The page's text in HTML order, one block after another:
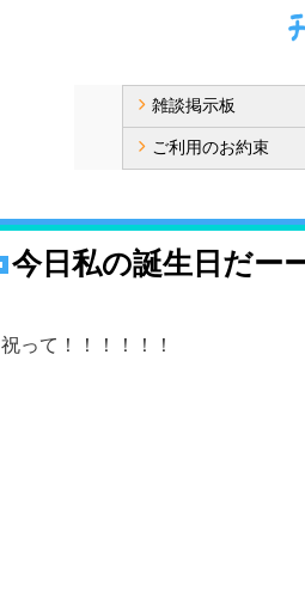
雑談掲示板
ご利用のお約束
今日私の誕生日だー
祝って！！！！！！